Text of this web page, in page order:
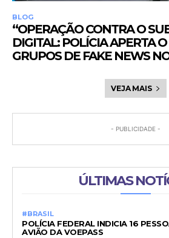
BLOG
“OPERAÇÃO CONTRA O
DIGITAL: POLÍCIA APERTA O
GRUPOS DE FAKE NEWS
VEJA MAIS
- PUBLICIDADE -
ÚLTIMAS
#BRASIL
POLÍCIA FEDERAL INDICIA 16
AVIÃO DA VOEPASS